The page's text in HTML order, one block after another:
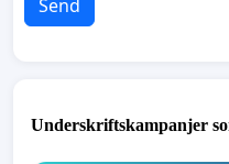
Send
Underskriftskampanjer